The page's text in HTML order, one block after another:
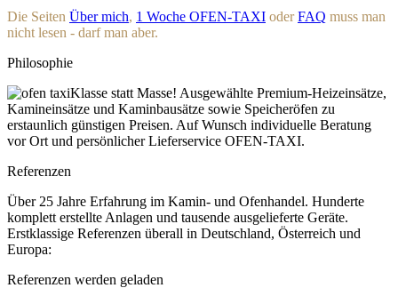
Die Seiten Über mich, 1 Woche OFEN-TAXI oderFAQ muss man
nicht lesen - darf man aber.
Philosophie
Klasse statt Masse! Ausgewählte Premium-Heizeinsätze,
Kamineinsätze und Kaminbausätze sowie Speicheröfen zu
erstaunlich günstigen Preisen. Auf Wunsch individuelle Beratung
vor Ort und persönlicher Lieferservice OFEN-TAXI.
Referenzen
Über 25 Jahre Erfahrung im Kamin- und Ofenhandel. Hunderte
komplett erstellte Anlagen und tausende ausgelieferte Geräte.
Erstklassige Referenzen überall in Deutschland, Österreich und
Europa:
Referenzen werden geladen